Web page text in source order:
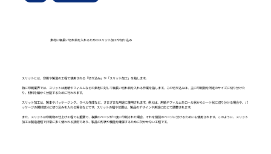
素材に細長い切れ目を入れるためのスリット加工や切り込み
スリットとは、印刷や製造の工程で使用される「切り込み」や「スリット加工」を指します。
特に印刷業界では、スリットは用紙やフィルムなどの素材に対して細長い切れ目を入れる作業を指します。この切り込みは、主に印刷物を所定のサイズに切り分けた
り、材料を細かく分割するために行われます。
スリット加工は、製本やパッケージング、ラベル作成など、さまざまな用途に使用されます。例えば、用紙やフィルムをロール状からシート状に切り分ける場合や、パ
ッケージの開封部分に切り込みを入れる場合などです。スリットの幅や位置は、製品のデザインや用途に応じて調整されます。
また、スリットは印刷物の仕上げ工程でも重要で、複数のページが一度に印刷された場合、それを個別のページに分けるためにも使用されます。このように、スリット
加工は製造過程で非常に多く使われる技術であり、製品の形状や機能を確保するために欠かせない工程です。